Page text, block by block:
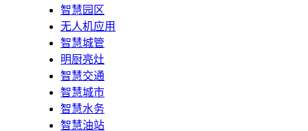
智慧园区
无人机应用
智慧城管
明厨亮灶
智慧交通
智慧城市
智慧水务
智慧油站